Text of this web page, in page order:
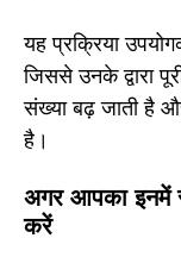
यह प्रक्रिया
जिससे उनके द्वारा
संख्या बढ़ जाती है
है।
अगर आपका इनमें
करें